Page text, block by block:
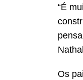
“É
Os